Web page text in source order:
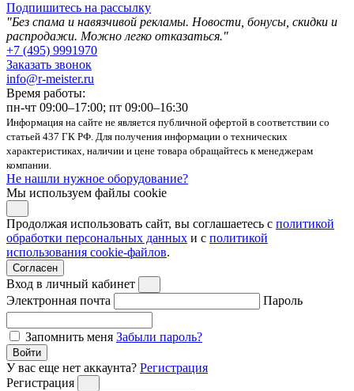
Подпишитесь на рассылку
"Без спама и навязчивой рекламы. Новости, бонусы, скидки и
распродажи. Можно легко отказаться."
+7 (495) 9991970
Заказать звонок
info@r-meister.ru
Время работы:
пн-чт 09:00–17:00; пт 09:00–16:30
Информация на сайте не является публичной офертой в соответствии со
статьей 437 ГК РФ. Для получения информации о технических
характеристиках, наличии и цене товара обращайтесь к менеджерам
компании.
Не нашли нужное оборудование?
Мы используем файлы cookie
Продолжая использовать сайт, вы соглашаетесь с политикой
обработки персональных данных и с политикой
использования cookie-файлов.
Согласен
Вход в личный кабинет
Электронная почта
Пароль
Запомнить меня Забыли пароль?
Войти
У вас еще нет аккаунта? Регистрация
Регистрация